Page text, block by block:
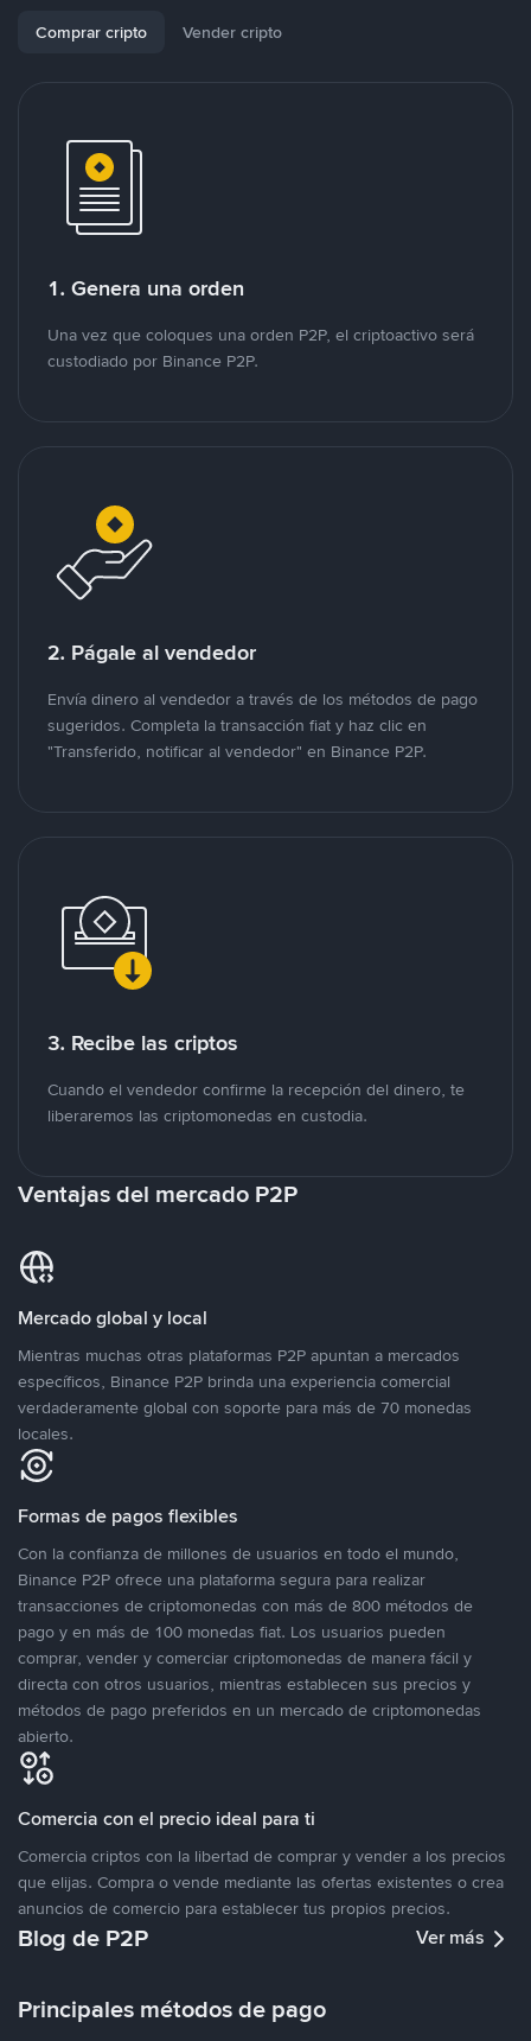
Comprar cripto Vender cripto
1. Genera una orden
Una vez que coloques una orden P2P, el criptoactivo será
custodiado por Binance P2P.
2. Págale al vendedor
Envía dinero al vendedor a través de los métodos de pago
sugeridos. Completa la transacción fiat y haz clic en
"Transferido, notificar al vendedor" en Binance P2P.
3. Recibe las criptos
Cuando el vendedor confirme la recepción del dinero, te
liberaremos las criptomonedas en custodia.
Ventajas del mercado P2P
Mercado global y local
Mientras muchas otras plataformas P2P apuntan a mercados
específicos, Binance P2P brinda una experiencia comercial
verdaderamente global con soporte para más de 70 monedas
locales.
Formas de pagos flexibles
Con la confianza de millones de usuarios en todo el mundo,
Binance P2P ofrece una plataforma segura para realizar
transacciones de criptomonedas con más de 800 métodos de
pago y en más de 100 monedas fiat. Los usuarios pueden
comprar, vender y comerciar criptomonedas de manera fácil y
directa con otros usuarios, mientras establecen sus precios y
métodos de pago preferidos en un mercado de criptomonedas
abierto.
Comercia con el precio ideal para ti
Comercia criptos con la libertad de comprar y vender a los precios
que elijas. Compra o vende mediante las ofertas existentes o crea
anuncios de comercio para establecer tus propios precios.
Blog de P2P Ver más
Principales métodos de pago